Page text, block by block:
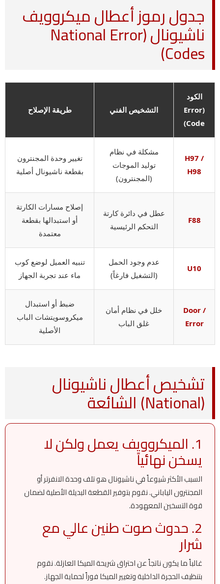
جدول رموز أعطال ميكروويف
ناشيونال (National Error
Codes)
الكود
(Error
Code)
التشخيص الفني طريقة الإصلاح
H97 /
H98
مشكلة في نظام
توليد الموجات
(المجنترون)
تغيير وحدة المجنترون
بقطعة ناشيونال أصلية
F88
عطل في دائرة كارتة
التحكم الرئيسية
إصلاح مسارات الكارتة
أو استبدالها بقطعة
معتمدة
U10
عدم وجود الحمل
(التشغيل فارغاً)
تنبيه العميل لوضع كوب
ماء عند تجربة الجهاز
Door /
Error
خلل في نظام أمان
غلق الباب
ضبط أو استبدال
ميكروسويتشات الباب
الأصلية
تشخيص أعطال ناشيونال
(National) الشائعة
1. الميكروويف يعمل ولكن لا
يسخن نهائياً
السبب الأكثر شيوعاً في ناشيونال هو تلف وحدة الانفرتر أو
المجنترون الياباني. نقوم بتوفير القطعة البديلة الأصلية لضمان
قوة التسخين المعهودة.
2. حدوث صوت طنين عالي مع
شرار
غالباً ما يكون ناتجاً عن احتراق شريحة الميكا العازلة. نقوم
بتنظيف الحجرة الداخلية وتغيير الميكا فوراً لحماية الجهاز.